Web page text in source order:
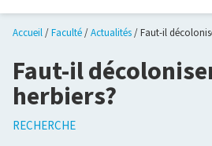
Accueil Faculté Actualités Faut-il
Faut-il
herbiers?
RECHERCHE